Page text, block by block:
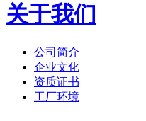
关于我们
公司简介
企业文化
资质证书
工厂环境